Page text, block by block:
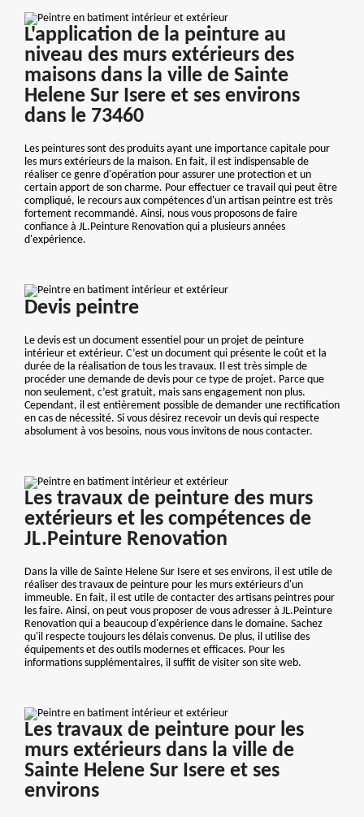
L'application de la peinture au
niveau des murs extérieurs des
maisons dans la ville de Sainte
Helene Sur Isere et ses environs
dans le 73460
Les peintures sont des produits ayant une importance capitale pour
les murs extérieurs de la maison. En fait, il est indispensable de
réaliser ce genre d'opération pour assurer une protection et un
certain apport de son charme. Pour effectuer ce travail qui peut être
compliqué, le recours aux compétences d'un artisan peintre est très
fortement recommandé. Ainsi, nous vous proposons de faire
confiance à JL.Peinture Renovation qui a plusieurs années
d'expérience.
Devis peintre
Le devis est un document essentiel pour un projet de peinture
intérieur et extérieur. C’est un document qui présente le coût et la
durée de la réalisation de tous les travaux. Il est très simple de
procéder une demande de devis pour ce type de projet. Parce que
non seulement, c’est gratuit, mais sans engagement non plus.
Cependant, il est entièrement possible de demander une rectification
en cas de nécessité. Si vous désirez recevoir un devis qui respecte
absolument à vos besoins, nous vous invitons de nous contacter.
Les travaux de peinture des murs
extérieurs et les compétences de
JL.Peinture Renovation
Dans la ville de Sainte Helene Sur Isere et ses environs, il est utile de
réaliser des travaux de peinture pour les murs extérieurs d'un
immeuble. En fait, il est utile de contacter des artisans peintres pour
les faire. Ainsi, on peut vous proposer de vous adresser à JL.Peinture
Renovation qui a beaucoup d'expérience dans le domaine. Sachez
qu'il respecte toujours les délais convenus. De plus, il utilise des
équipements et des outils modernes et efficaces. Pour les
informations supplémentaires, il suffit de visiter son site web.
Les travaux de peinture pour les
murs extérieurs dans la ville de
Sainte Helene Sur Isere et ses
environs